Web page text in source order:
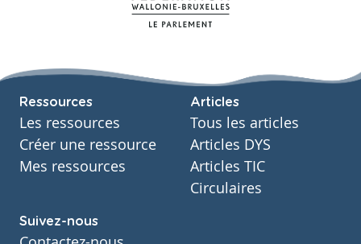
Ressources
Les ressources
Créer une ressource
Mes ressources
Articles
Tous les articles
Articles DYS
Articles TIC
Circulaires
Suivez-nous